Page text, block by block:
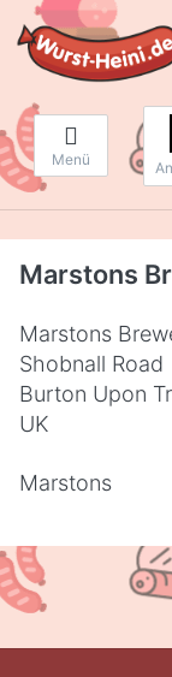
Menü
Marstons
Marstons
Shobnall Road
Burton Upon
UK
Marstons